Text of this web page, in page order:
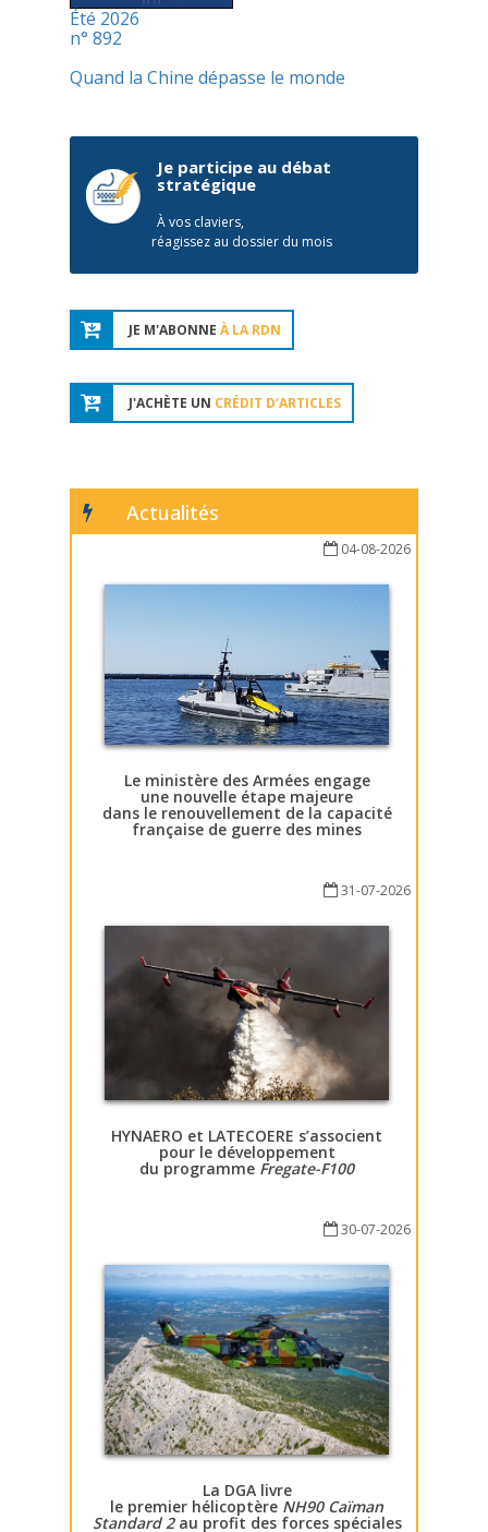
Été 2026
n° 892
Quand la Chine dépasse le monde
Je participe au débat
stratégique
À vos claviers,
réagissez au dossier du mois
JE M'ABONNE À LA RDN
J'ACHÈTE UN CRÉDIT D'ARTICLES
Actualités
04-08-2026
Le ministère des Armées engage
une nouvelle étape majeure
dans le renouvellement de la capacité
française de guerre des mines
31-07-2026
HYNAERO et LATECOERE s’associent
pour le développement
du programme Fregate-F100
30-07-2026
La DGA livre
le premier hélicoptère NH90 Caïman
Standard 2au profit des forces spéciales